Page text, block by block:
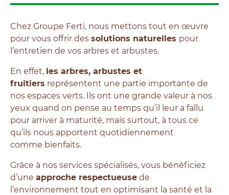
Chez Groupe Ferti, nous mettons tout en œuvre
pour vous offrir des solutions naturelles pour
l’entretien de vos arbres et arbustes.
En effet, les arbres, arbustes et
fruitiers représentent une partie importante de
nos espaces verts. Ils ont une grande valeur à nos
yeux quand on pense au temps qu’il leur a fallu
pour arriver à maturité, mais surtout, à tous ce
qu’ils nous apportent quotidiennement
comme bienfaits.
Grâce à nos services spécialisés, vous bénéficiez
d’une approche respectueuse de
l’environnement tout en optimisant la santé et la